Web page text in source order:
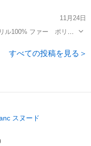
11月24日
いいです 犬を飼育しております。気に...
すべての投稿を見る＞
スヌード